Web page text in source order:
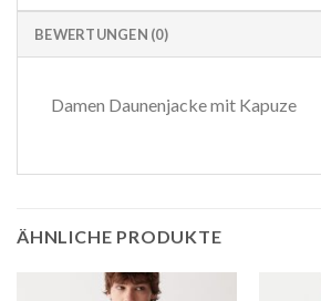
BEWERTUNGEN (0)
Damen Daunenjacke mit Kapuze
ÄHNLICHE PRODUKTE